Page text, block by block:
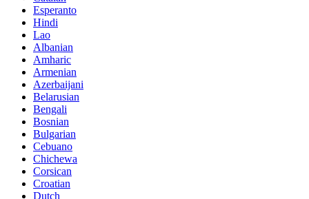
Esperanto
Hindi
Lao
Albanian
Amharic
Armenian
Azerbaijani
Belarusian
Bengali
Bosnian
Bulgarian
Cebuano
Chichewa
Corsican
Croatian
Dutch